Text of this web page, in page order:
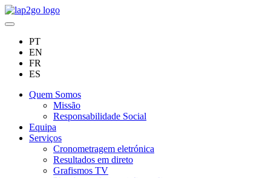
PT
EN
FR
ES
Quem Somos
Missão
Responsabilidade Social
Equipa
Serviços
Cronometragem eletrónica
Resultados em direto
Grafismos TV